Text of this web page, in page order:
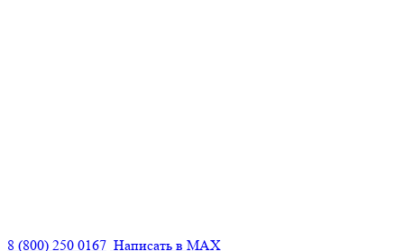
8 (800) 250 0167 Написать в MAX